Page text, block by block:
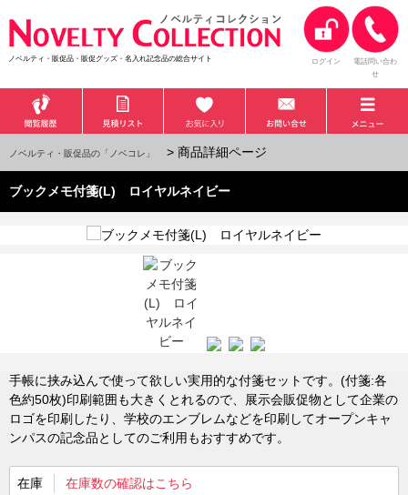
ノベルティ・販促品・販促グッズ・名入れ記念品の総合サイト ログイン
電話問い合わ
せ
ノベルティ・販促品の「ノベコレ」 > 商品詳細ページ
ブックメモ付箋(L) ロイヤルネイビー
手帳に挟み込んで使って欲しい実用的な付箋セットです。(付箋:各
色約50枚)印刷範囲も大きくとれるので、展示会販促物として企業の
ロゴを印刷したり、学校のエンブレムなどを印刷してオープンキャ
ンパスの記念品としてのご利用もおすすめです。
在庫 在庫数の確認はこちら